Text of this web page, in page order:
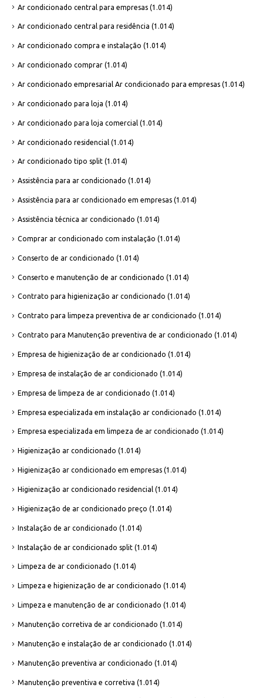
Ar condicionado central para empresas (1.014)
Ar condicionado central para residência (1.014)
Ar condicionado compra e instalação (1.014)
Ar condicionado comprar (1.014)
Ar condicionado empresarial Ar condicionado para empresas (1.014)
Ar condicionado para loja (1.014)
Ar condicionado para loja comercial (1.014)
Ar condicionado residencial (1.014)
Ar condicionado tipo split (1.014)
Assistência para ar condicionado (1.014)
Assistência para ar condicionado em empresas (1.014)
Assistência técnica ar condicionado (1.014)
Comprar ar condicionado com instalação (1.014)
Conserto de ar condicionado (1.014)
Conserto e manutenção de ar condicionado (1.014)
Contrato para higienização ar condicionado (1.014)
Contrato para limpeza preventiva de ar condicionado (1.014)
Contrato para Manutenção preventiva de ar condicionado (1.014)
Empresa de higienização de ar condicionado (1.014)
Empresa de instalação de ar condicionado (1.014)
Empresa de limpeza de ar condicionado (1.014)
Empresa especializada em instalação ar condicionado (1.014)
Empresa especializada em limpeza de ar condicionado (1.014)
Higienização ar condicionado (1.014)
Higienização ar condicionado em empresas (1.014)
Higienização ar condicionado residencial (1.014)
Higienização de ar condicionado preço (1.014)
Instalação de ar condicionado (1.014)
Instalação de ar condicionado split (1.014)
Limpeza de ar condicionado (1.014)
Limpeza e higienização de ar condicionado (1.014)
Limpeza e manutenção de ar condicionado (1.014)
Manutenção corretiva de ar condicionado (1.014)
Manutenção e instalação de ar condicionado (1.014)
Manutenção preventiva ar condicionado (1.014)
Manutenção preventiva e corretiva (1.014)